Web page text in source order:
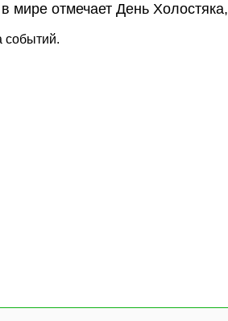
мире отмечает День Холостяка,
событий.